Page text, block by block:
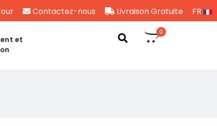
Contactez-nous Livraison Gratuite FR
et
0